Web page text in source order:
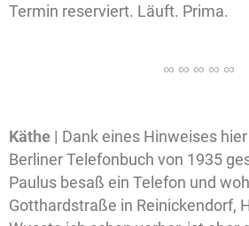
Termin reserviert. Läuft. Prima.
Käthe | Dank eines Hinweises
Berliner Telefonbuch von 1935
Paulus besaß ein Telefon und
Gotthardstraße in Reinickendorf,